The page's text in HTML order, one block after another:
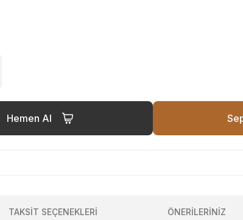
Hemen Al
TAKSİT SEÇENEKLERİ ÖNERİLERİNİZ